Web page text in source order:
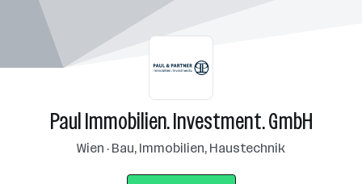
Paul Immobilien. Investment. GmbH
Wien · Bau, Immobilien, Haustechnik